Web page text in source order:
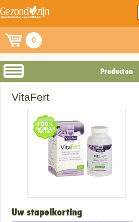
0
Producten
VitaFert
Uw stapelkorting